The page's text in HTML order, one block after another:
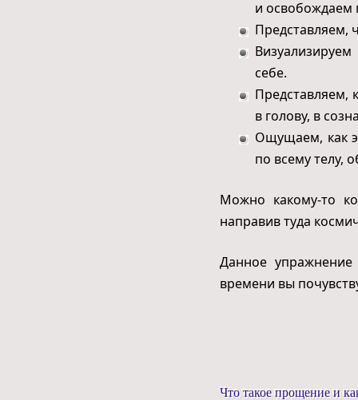
и освобождаем
Представляем,
себе.
Представляем,
в голову, в
Ощущаем, как
по всему телу,
Можно какому-то
направив туда
Данное
времени вы
Что такое прощение и